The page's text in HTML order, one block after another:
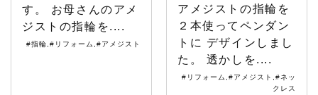
す。 お母さんのアメ
ジストの指輪を....
#指輪 #リフォーム #アメジスト
アメジストの指輪を
２本使ってペンダン
トに デザインしまし
た。 透かしを....
#リフォーム #アメジスト
#ネッ
クレス